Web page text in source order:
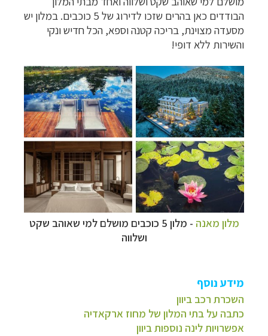
הבודדים כאן בהרים שזכו לדירוג של 5 כוכבים. במלון יש
מסעדה מצוינת, בריכה קטנה וספא, הכל חדיש ונקי
והשירות ללא דופי!
מלון מאנה - מלון 5 כוכבים
מושלם למי שאוהב שקט
ושלווה
מידע נוסף
השכרת רכב ביוון
כתבה על בתי המלון של מחוז ארקאדיה
אפשרויות לינה נוספות ביוון